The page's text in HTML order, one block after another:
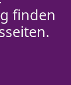
finden